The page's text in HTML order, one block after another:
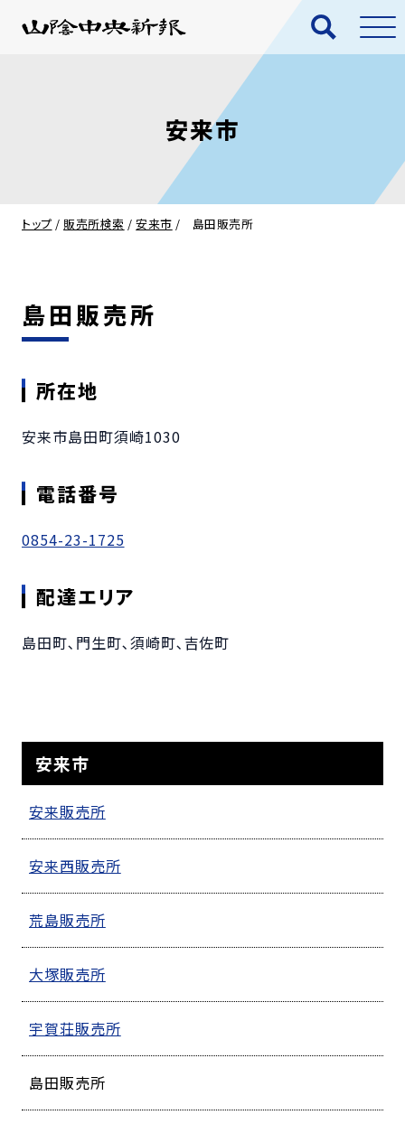
安来市
トップ / 販売所検索 /安来市 / 島田販売所
島田販売所
所在地
安来市島田町須崎1030
電話番号
0854-23-1725
配達エリア
島田町､門生町､須崎町､吉佐町
安来市
安来販売所
安来西販売所
荒島販売所
大塚販売所
宇賀荘販売所
島田販売所